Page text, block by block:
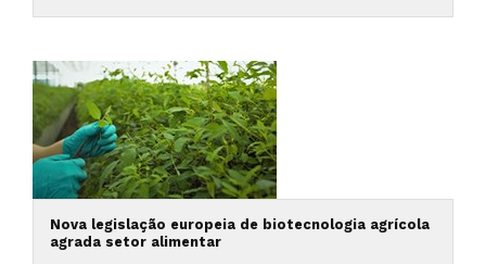
Nova legislação europeia de biotecnologia agrícola
agrada setor alimentar